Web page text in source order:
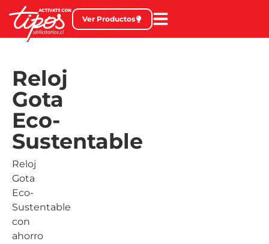
Ver Productos
Reloj
Gota
Eco-
Sustentable
Reloj
Gota
Eco-
Sustentable
con
ahorro